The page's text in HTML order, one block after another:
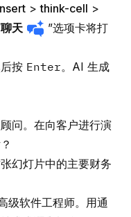
>think-cell >
聊天
”选项卡将打
按 Enter。AI 生成
问。在向客户进行演
幻灯片中的主要财务
级软件工程师。用通